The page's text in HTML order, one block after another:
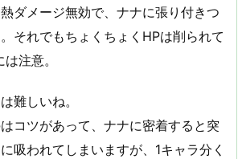
ダメージ無効で、ナナに張り付きつ
それでもちょくちょくHPは削られて
注意。
難しいね。
コツがあって、ナナに密着すると突
吸われてしまいますが、1キャラ分く